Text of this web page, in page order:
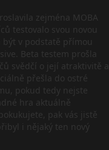
zejména MOBA
testovalo svou novou
být v podstatě přímou
Beta testem prošla
svědčí o její atraktivitě a
přešla do ostré
pokud tedy nejste
hra aktuálně
pak vás jistě
i nějaký ten nový